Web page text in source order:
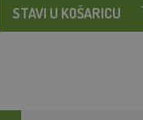
STAVI U KOŠARICU